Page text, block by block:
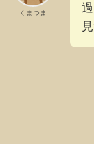
くまつま